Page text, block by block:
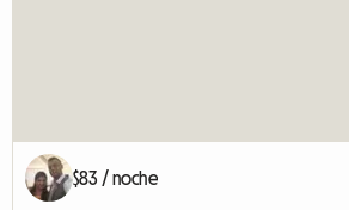
$83 / noche